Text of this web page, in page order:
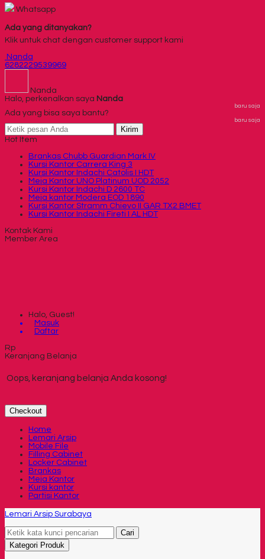
Whatsapp
Ada yang ditanyakan?
Klik untuk chat dengan customer support kami
Nanda
6282229539969
Nanda
Halo, perkenalkan saya Nanda
baru saja
Ada yang bisa saya bantu?
baru saja
Kirim
Hot Item
Brankas Chubb Guardian Mark IV
Kursi Kantor Carrera King 3
Kursi Kantor Indachi Catolis I HDT
Meja Kantor UNO Platinum UOD 2052
Kursi Kantor Indachi D 2600 TC
Meja kantor Modera EOD 1890
Kursi Kantor Stramm Chievo II GAR TX2 BMET
Kursi Kantor Indachi Fireti I AL HDT
Kontak Kami
Member Area
Halo, Guest!
Masuk
Daftar
Rp
Keranjang Belanja
Oops, keranjang belanja Anda kosong!
Checkout
Home
Lemari Arsip
Mobile File
Filling Cabinet
Locker Cabinet
Brankas
Meja Kantor
Kursi kantor
Partisi Kantor
Lemari Arsip Surabaya
Cari
Kategori Produk